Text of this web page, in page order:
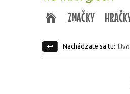
ZNAČKY
Nachádzate sa tu: